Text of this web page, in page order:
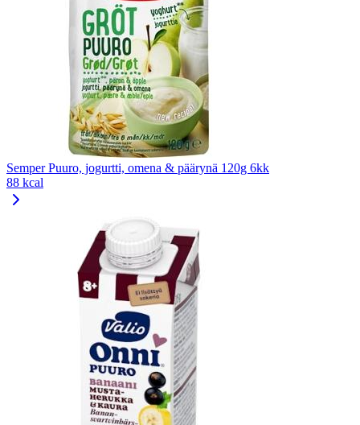
Semper Puuro, jogurtti, omena & päärynä 120g 6kk
88 kcal